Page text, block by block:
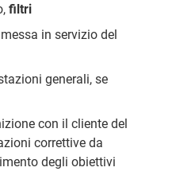
filtri
in servizio del
generali, se
con il cliente del
correttive da
degli obiettivi